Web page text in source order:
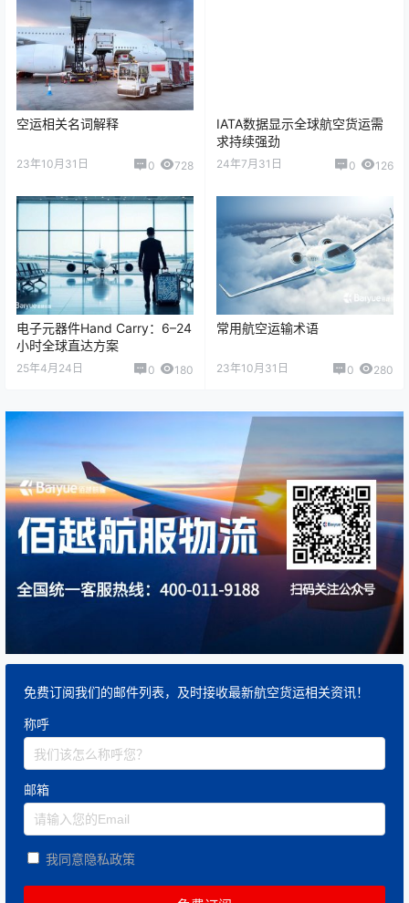
空运相关名词解释
23年10月31日 0 728
IATA数据显示全球航空货运需
求持续强劲
24年7月31日 0 126
电子元器件Hand Carry：6–24
小时全球直达方案
25年4月24日 0 180
常用航空运输术语
23年10月31日 0 280
免费订阅我们的邮件列表，及时接收最新航空货运相关资讯！
称呼
邮箱
我同意隐私政策